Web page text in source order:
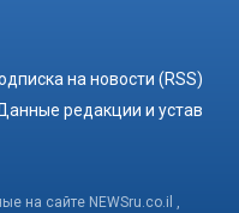
на новости (RSS)
редакции и устав
на сайте NEWSru.co.il ,